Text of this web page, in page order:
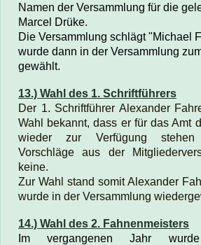
Namen der Versammlung für die
Marcel Drüke.
Die Versammlung schlägt "Michael
wurde dann in der Versammlung
gewählt.
13.) Wahl des 1. Schriftführers
Der 1. Schriftführer Alexander
Wahl bekannt, dass er für das Amt
wieder zur Verfügung
Vorschläge aus der
keine.
Zur Wahl stand somit Alexander
wurde in der Versammlung
14.) Wahl des 2. Fahnenmeisters
Im vergangenen Jahr